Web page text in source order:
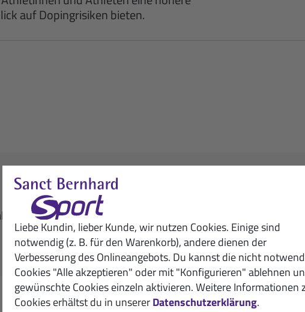
Liebe Kundin, lieber Kunde, wir nutzen Cookies. Einige sind
notwendig (z. B. für den Warenkorb), andere dienen der
Verbesserung des Onlineangebots. Du kannst die nicht
Cookies "Alle akzeptieren" oder mit "Konfigurieren" ablehnen
gewünschte Cookies einzeln aktivieren. Weitere Informationen
Cookies erhältst du in unsererDatenschutzerklärung.
auf Dopingrisiken bieten.
„Sie geben die nötige Power!”
Sport-Kunde
Verwandte Artikel